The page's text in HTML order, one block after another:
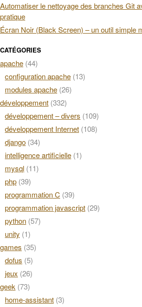
Automatiser le nettoyage des branches Git
pratique
Écran Noir (Black Screen) – un outil simple
CATÉGORIES
apache (44)
configuration apache (13)
modules apache (26)
développement (332)
développement – divers (109)
développement Internet (108)
django (34)
intelligence artificielle (1)
mysql (11)
php (39)
programmation C (39)
programmation javascript (29)
python (57)
unity (1)
games (35)
dofus (5)
jeux (26)
geek (73)
home-assistant (3)